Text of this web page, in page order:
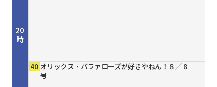
20
時
40 オリックス・バファローズが好きやねん！８／８
号